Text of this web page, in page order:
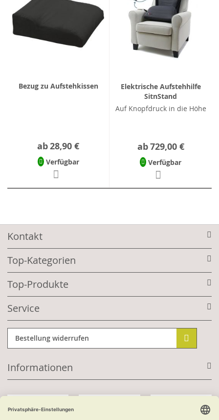
Bezug zu Aufstehkissen
ab28,90 €
Verfügbar
Elektrische Aufstehhilfe
SitnStand
Auf Knopfdruck in die Höhe
ab729,00 €
Verfügbar
Kontakt
Top-Kategorien
Top-Produkte
Service
Bestellung widerrufen
Informationen